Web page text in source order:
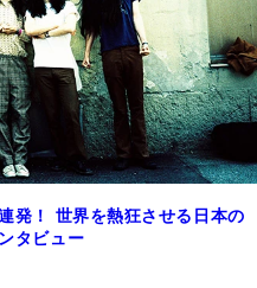
発！ 世界を熱狂させる日本の
タビュー